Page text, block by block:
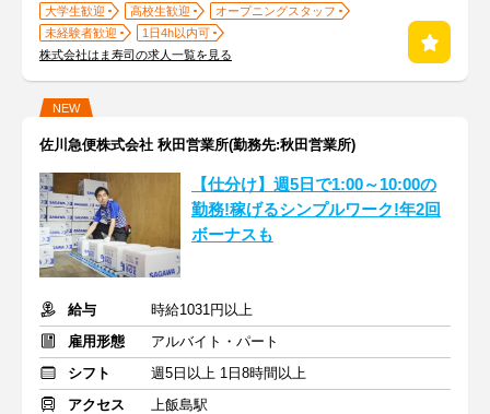
大学生歓迎 高校生歓迎
オープニングスタッフ
未経験者歓迎
1日4h以内可
株式会社はま寿司の求人一覧を見る
NEW
佐川急便株式会社 秋田営業所(勤務先:秋田営業所)
【仕分け】週5日で1:00～10:00の
勤務!稼げるシンプルワーク!年2回
ボーナスも
給与
時給1031円以上
雇用形態
アルバイト・パート
シフト
週5日以上 1日8時間以上
アクセス
上飯島駅